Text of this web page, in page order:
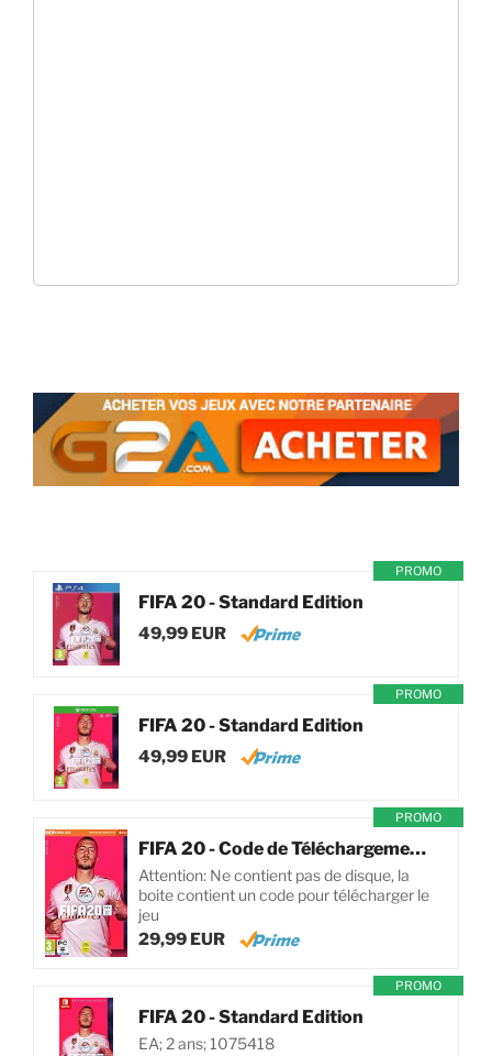
PROMO
FIFA 20 - Standard Edition
49,99 EUR
PROMO
FIFA 20 - Standard Edition
49,99 EUR
PROMO
FIFA 20 - Code de Téléchargement pour PC
Attention: Ne contient pas de disque, la
boite contient un code pour télécharger le
jeu
29,99 EUR
PROMO
FIFA 20 - Standard Edition
EA; 2 ans; 1075418